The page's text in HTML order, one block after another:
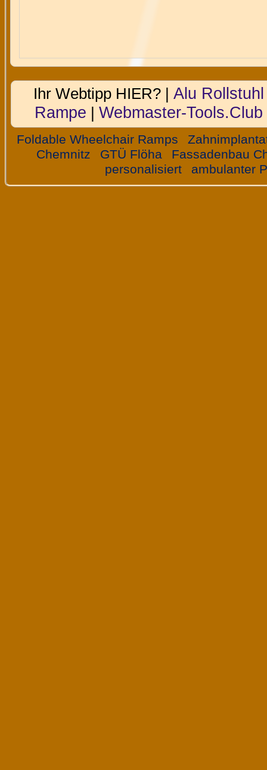
Ihr Webtipp HIER? | Alu Rollstuhl
Rampe | Webmaster-Tools.Club
Foldable Wheelchair Ramps
Chemnitz
GTÜ Flöha
Fassadenbau
personalisiert
ambulanter